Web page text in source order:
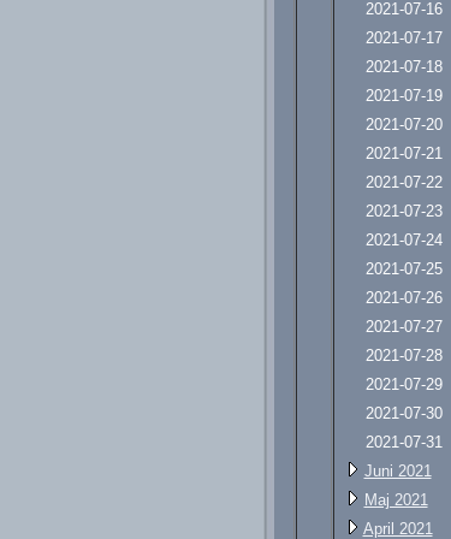
2021-07-16
2021-07-17
2021-07-18
2021-07-19
2021-07-20
2021-07-21
2021-07-22
2021-07-23
2021-07-24
2021-07-25
2021-07-26
2021-07-27
2021-07-28
2021-07-29
2021-07-30
2021-07-31
Juni 2021
Maj 2021
April 2021